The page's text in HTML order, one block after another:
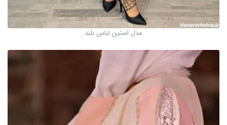
مدل استین لباس بلند